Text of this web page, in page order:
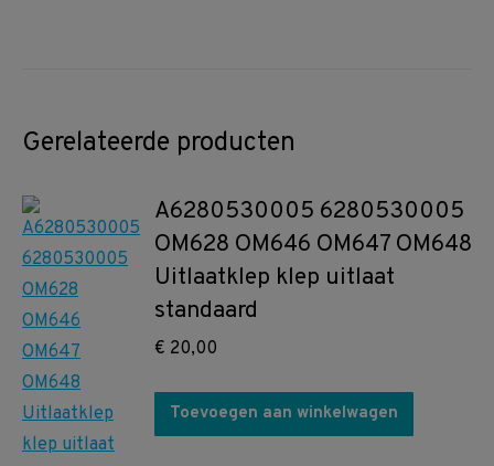
Gerelateerde producten
A6280530005 6280530005
OM628 OM646 OM647 OM648
Uitlaatklep klep uitlaat
standaard
€ 20,00
Toevoegen aan winkelwagen